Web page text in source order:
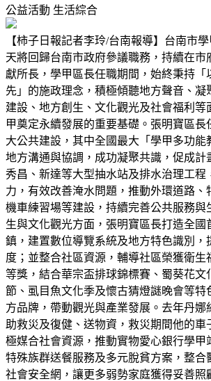
公益活動 生活綜合
【柿子日報記者李玲/台南報導】台南市
天將回歸台南市政府參議職務，持續在市
獻所長，學甲區長任職期間，始終秉持「
先」的施政理念，積極傾聽地方聲音、凝
建設、地方創生、文化觀光及社會福利等
甲奠定永續發展的重要基礎。張明寶區長
大公共建設，其中全國最大「學甲多功能
地方溝通與協調，成功凝聚共識，促成計
秀昌、新達等大型抽水站及排水治理工程
力，有效改善淹水問題，推動外環道路、
機車練習場等建設，持續完善公共服務與
生與文化觀光方面，張明寶區長打造全國
鎮，建置數位導覽系統及地方特色識別，
度；並整合社區資源，輔導社區榮獲衛生
等獎，結合華宗盃排球錦標賽、蜀葵花文
節、虱目魚文化季及懷古猜燈謎晚會等特
方品牌，帶動觀光與產業發展。去年丹娜
助救災及復健、送物資，救災期間他的車
極媒合社會資源，推動實物愛心銀行學甲
特殊族群送餐服務及多元脫貧方案，整合
社會安全網，讓更多弱勢家庭獲得妥善照